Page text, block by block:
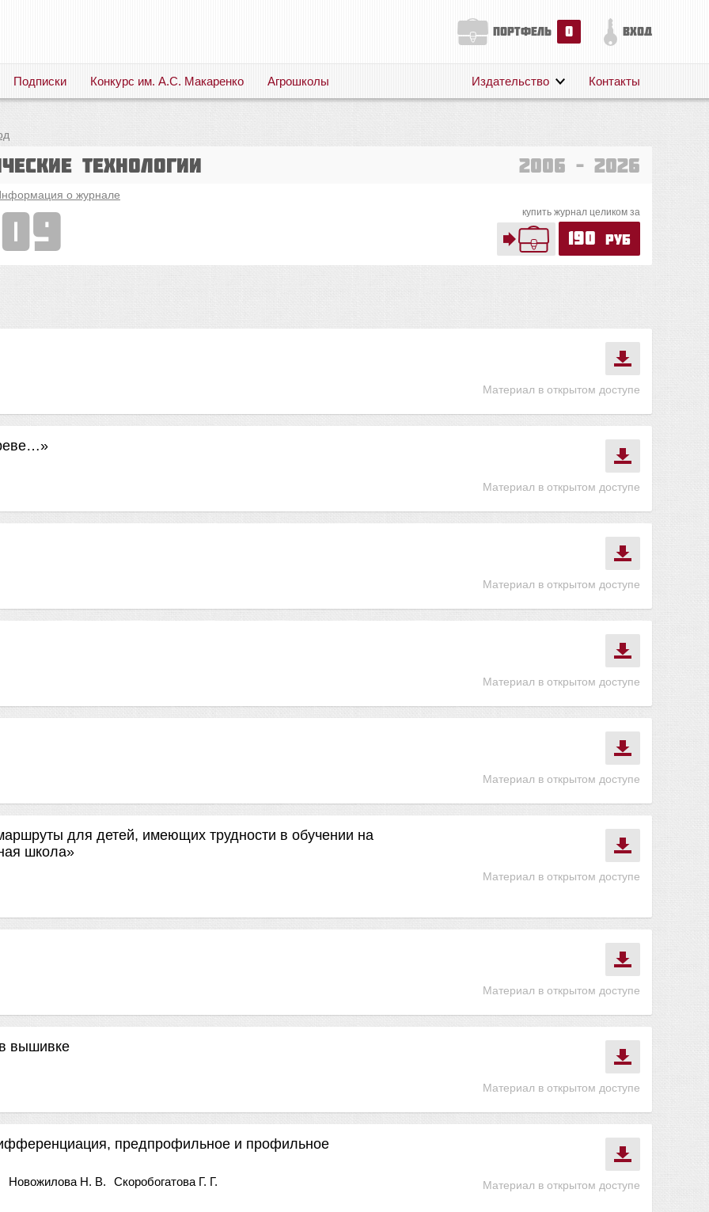
портфель 0 вход
Подписки Конкурс им. А.С. Макаренко Агрошколы
Поддержка
Издательство Контакты
технологии 2006 – 2026
о журнале
купить журнал целиком за
190 руб
Материал в открытом доступе
Материал в открытом доступе
Материал в открытом доступе
Материал в открытом доступе
Материал в открытом доступе
Материал в открытом доступе
для детей, имеющих трудности в обучении на
школа»
Материал в открытом доступе
Материал в открытом доступе
вышивке
Материал в открытом доступе
предпрофильное и профильное
Новожилова Н. В. Скоробогатова Г. Г.